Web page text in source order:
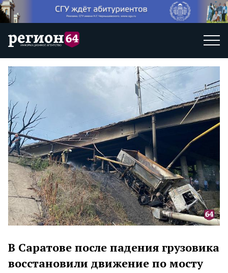
В Саратове после падения грузовика
восстановили движение по мосту